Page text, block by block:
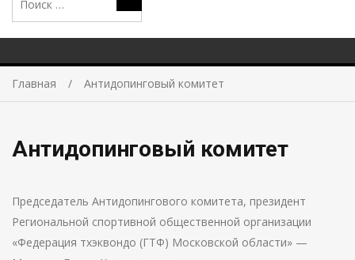
Главная Антидопинговый комитет
Антидопинговый комитет
Председатель Антидопингового комитета, президент
Региональной спортивной общественной организации
«Федерация тхэквондо (ГТФ) Московской области» —